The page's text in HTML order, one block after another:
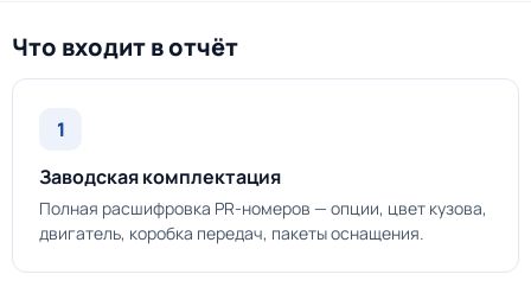
Что входит в отчёт
1
Заводская комплектация
Полная расшифровка PR-номеров — опции, цвет кузова,
двигатель, коробка передач, пакеты оснащения.